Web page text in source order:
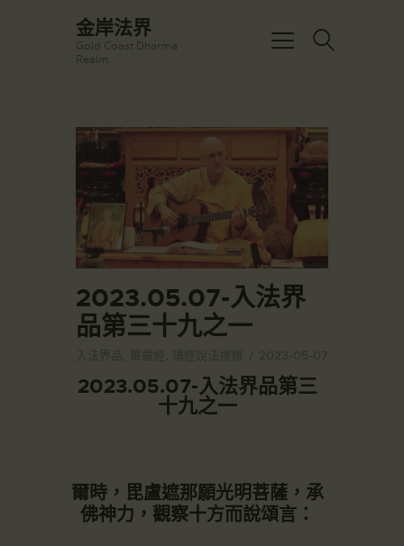
金岸法界
Gold Coast Dharma
Realm
主頁
金岸活動|EVENTS
講經說法
關於金岸
宣化上人
教育培德
聯繫我們
2023.05.07-入法界
品第三十九之一
2023.05.07-入法界品第三
十九之一
爾時，毘盧遮那願光明菩薩，承
佛神力，觀察十方而說頌言：
☀️法宴：華嚴經入法界品第三十九 ☀️
🙏講者：上恆下實法師 (Rev. Heng
Sure)
每周日，下午12：30 - 14：00
⏰California Time
09:30 - 11:00pm Every Sat
👉Zoom Link 链接：
https://drba-
org.zoom.us/j/84914586289
👉Meeting ID 会议号：84914586289
🔔提醒:
一、請以【全名+所在地】方式加入會
Got it!